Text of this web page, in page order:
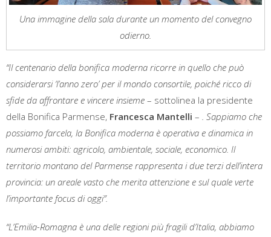
Una immagine della sala durante un momento del convegno
odierno.
“Il centenario della bonifica moderna ricorre in quello che può
considerarsi ‘l’anno zero’ per il mondo consortile, poiché ricco di
sfide da affrontare e vincere insieme – sottolinea la presidente
della Bonifica Parmense, Francesca Mantelli – . Sappiamo che
possiamo farcela, la Bonifica moderna è operativa e dinamica in
numerosi ambiti: agricolo, ambientale, sociale, economico. Il
territorio montano del Parmense rappresenta i due terzi dell’intera
provincia: un areale vasto che merita attenzione e sul quale verte
l’importante focus di oggi”.
“L’Emilia-Romagna è una delle regioni più fragili d’Italia, abbiamo